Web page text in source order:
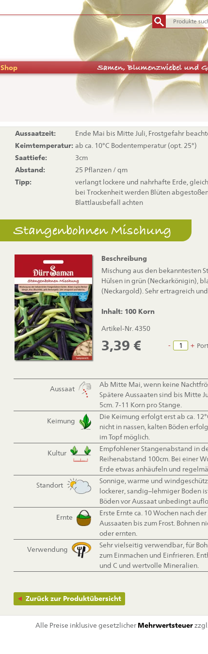
Shop
Aussaatzeit:
Ende Mai bis Mitte Juli, Frostgefahr
Keimtemperatur: ab ca. 10°C Bodentemperatur (opt. 25°)
Saattiefe:
3cm
Abstand:
25 Pflanzen / qm
Tipp:
verlangt lockere und nahrhafte Erde,
bei Trockenheit werden Blüten
Blattlausbefall achten
Stangenbohnen Mischung
Beschreibung
Mischung aus den bekanntesten
Hülsen in grün (Neckarkönigin),
(Neckargold). Sehr ertragreich
Inhalt: 100 Korn
Artikel-Nr. 4350
3,39 € - +
Aussaat
Ab Mitte Mai, wenn keine
Spätere Aussaaten sind bis Mitte
5cm. 7-11 Korn pro Stange.
Keimung
Die Keimung erfolgt erst ab ca.
nicht in nassen, kalten Böden
im Topf möglich.
Kultur
Empfohlener Stangenabstand in
Reihenabstand 100cm. Bei einer
Erde etwas anhäufeln und
Standort
Sonnige, warme und
lockerer, sandig–lehmiger Boden
Böden vor Aussaat unbedingt
Ernte
Erste Ernte ca. 10 Wochen nach
Aussaaten bis zum Frost. Bohnen
oder ernten.
Verwendung
Sehr vielseitig verwendbar, für
zum Einmachen und Einfrieren.
und C und wertvolle Mineralien.
Zurück zur Produktübersicht
Alle Preise inklusive gesetzlicher Mehrwertsteuerzzgl.